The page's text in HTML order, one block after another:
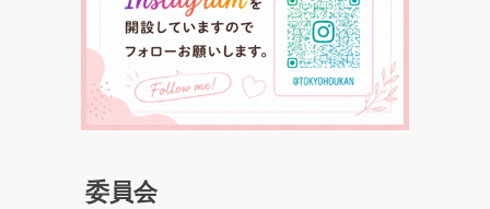
委員会